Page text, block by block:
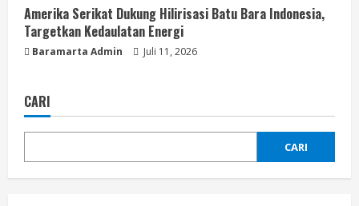
Amerika Serikat Dukung Hilirisasi Batu Bara Indonesia,
Targetkan Kedaulatan Energi
Baramarta Admin Juli 11, 2026
CARI
CARI